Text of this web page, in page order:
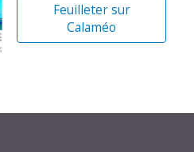
Feuilleter sur
Calaméo